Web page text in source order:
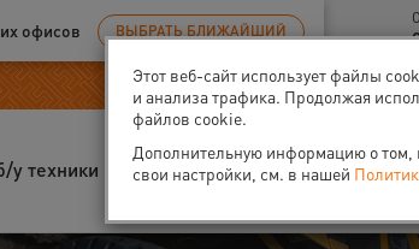
офисов ВЫБРАТЬ БЛИЖАЙШИЙ
у техники Запчасти О нас
Этот веб-сайт использует файлы
и анализа трафика. Продолжая
файлов cookie.
Дополнительную информацию о том,
свои настройки, см. в нашей